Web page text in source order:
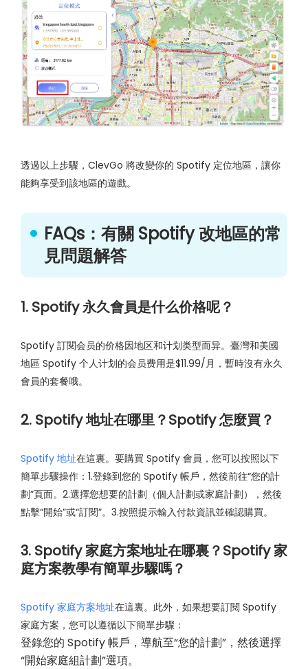
透過以上步驟，ClevGo 將改變你的 Spotify 定位地區，讓你
能夠享受到該地區的遊戲。
FAQs：有關 Spotify 改地區的常
見問題解答
1. Spotify 永久會員是什么价格呢？
Spotify 訂閱会员的价格因地区和计划类型而异。臺灣和美國
地區 Spotify 个人计划的会员费用是$11.99/月，暫時沒有永久
會員的套餐哦。
2. Spotify 地址在哪里？Spotify 怎麼買？
Spotify 地址在這裏。要購買 Spotify 會員，您可以按照以下
簡單步驟操作：1.登錄到您的 Spotify 帳戶，然後前往“您的計
劃”頁面。2.選擇您想要的計劃（個人計劃或家庭計劃），然後
點擊“開始”或“訂閱”。3.按照提示輸入付款資訊並確認購買。
3. Spotify 家庭方案地址在哪裏？Spotify 家
庭方案教學有簡單步驟嗎？
Spotify 家庭方案地址在這裏。此外，如果想要訂閱 Spotify
家庭方案，您可以遵循以下簡單步驟：
登錄您的 Spotify 帳戶，導航至“您的計劃”，然後選擇
“開始家庭組計劃”選項。